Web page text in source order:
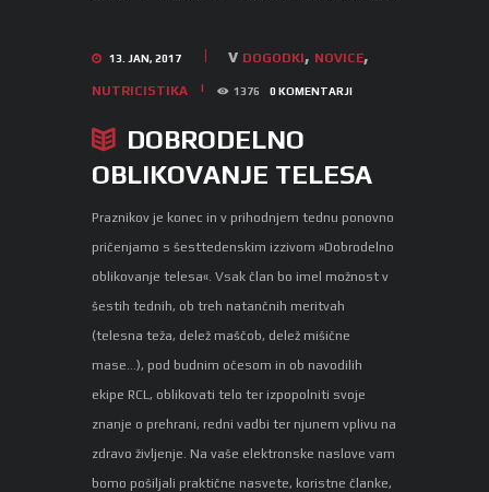
13. JAN, 2017 v DOGODKI, NOVICE,
NUTRICISTIKA 1376 0KOMENTARJI
DOBRODELNO
OBLIKOVANJE TELESA
Praznikov je konec in v prihodnjem tednu ponovno
pričenjamo s šesttedenskim izzivom »Dobrodelno
oblikovanje telesa«. Vsak član bo imel možnost v
šestih tednih, ob treh natančnih meritvah
(telesna teža, delež maščob, delež mišične
mase…), pod budnim očesom in ob navodilih
ekipe RCL, oblikovati telo ter izpopolniti svoje
znanje o prehrani, redni vadbi ter njunem vplivu na
zdravo življenje. Na vaše elektronske naslove vam
bomo pošiljali praktične nasvete, koristne članke,